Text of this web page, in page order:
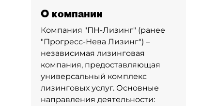
О компании
Компания "ПН-Лизинг" (ранее
"Прогресс-Нева Лизинг") –
независимая лизинговая
компания, предоставляющая
универсальный комплекс
лизинговых услуг. Основные
направления деятельности: